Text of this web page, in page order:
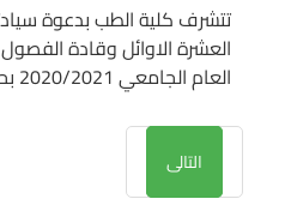
تتشرف كلية الطب بدعوة
العشرة الاوائل وقادة
العام الجامعي 2020/2021 بحضور […]
التالى